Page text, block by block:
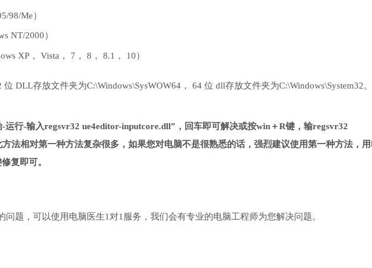
98/Me）
NT/2000）
XP， Vista， 7， 8， 8.1， 10）
DLL存放文件夹为C:\Windows\SysWOW64， 64 位 dll存放文件夹为C:\Windows\System32。
运行-输入regsvr32 ue4editor-inputcore.dll”，回车即可解决或按win＋R键，输regsvr32
法相对第一种方法复杂很多，如果您对电脑不是很熟悉的话，强烈建议使用第一种方法，
复即可。
题，可以使用电脑医生1对1服务，我们会有专业的电脑工程师为您解决问题。